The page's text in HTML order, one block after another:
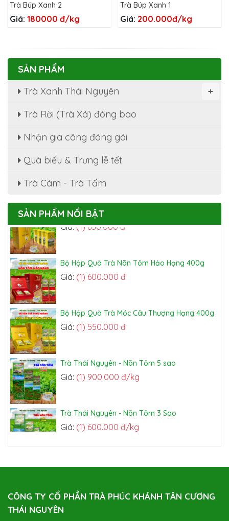
Trà Búp Xanh 2
Giá: 180000 đ/kg
Trà Búp Xanh 1
Giá: 200.000đ/kg
SẢN PHẨM
+
Trà Xanh Thái Nguyên
Trà Rời (Trà Xá) đóng bao
Nhận gia công đóng gói
Quà biếu & Trưng lễ tết
Trà Cám - Trà Tấm
SẢN PHẨM NỔI BẬT
Bộ Trà Nõn Tôm Hảo Hạng 800g
Bộ Trà Móc Câu Thượng Hạng 800g
Giá:(1) 650.000 đ
Bộ Hộp Quà Trà Nõn Tôm Hảo Hạng 400g
Giá: (1) 600.000 đ
Bộ Hộp Quà Trà Móc Câu Thượng Hạng 400g
Giá: (1) 550.000 đ
Trà Thái Nguyên - Nõn Tôm 5 sao
Giá: (1) 900.000 đ/kg
Trà Thái Nguyên - Nõn Tôm 3 Sao
Giá: (1) 600.000 đ/kg
Bộ Trà Nõn Tôm Hảo Hạng 800g
CÔNG TY CỔ PHẦN TRÀ PHÚC KHÁNH TÂN CƯƠNG
THÁI NGUYÊN